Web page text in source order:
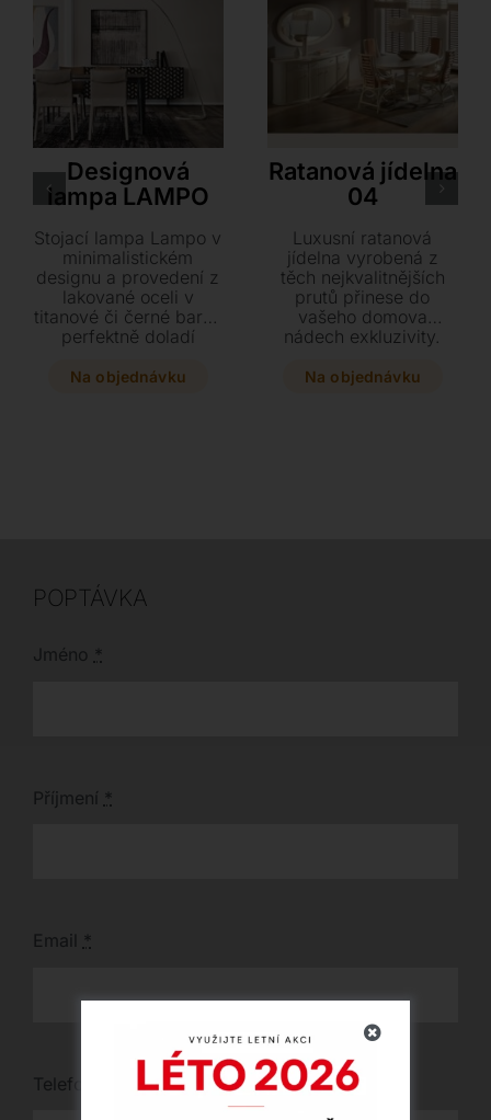
Cattelan Italia
Designová
lampa LAMPO
Stojací lampa Lampo v
minimalistickém
designu a provedení z
lakované oceli v
titanové či černé barvě
perfektně doladí
nádherný kousek o
Na objednávku
Ratanová jídelna
04
Luxusní ratanová
jídelna vyrobená z
těch nejkvalitnějších
prutů přinese do
vašeho domova
nádech exkluzivity.
škály odstínů v
Na objednávku
POPTÁVKA
Jméno *
Příjmení *
Email *
Telefon